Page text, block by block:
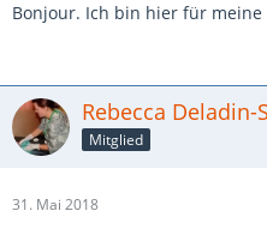
Bonjour. Ich bin hier für
Rebecca Deladin-
Mitglied
31. Mai 2018